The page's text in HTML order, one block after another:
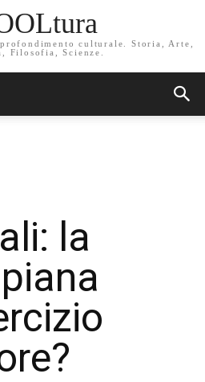
culturale. Storia, Arte,
Filosofia, Scienze.
la